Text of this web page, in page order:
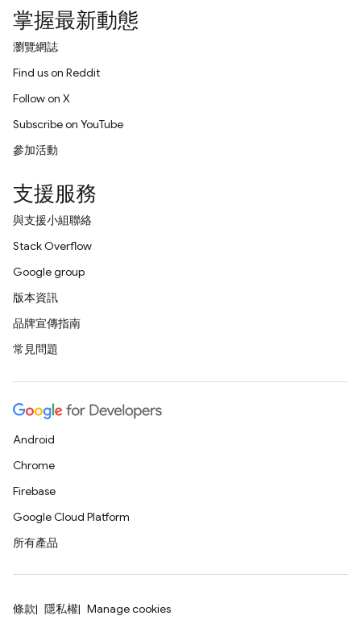
掌握最新動態
瀏覽網誌
Find us on Reddit
Follow on X
Subscribe on YouTube
參加活動
支援服務
與支援小組聯絡
Stack Overflow
Google group
版本資訊
品牌宣傳指南
常見問題
Android
Chrome
Firebase
Google Cloud Platform
所有產品
條款 隱私權 Manage cookies